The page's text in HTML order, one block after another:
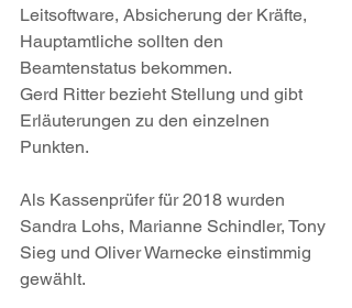
Leitsoftware, Absicherung der Kräfte,
Hauptamtliche sollten den
Beamtenstatus bekommen.
Gerd Ritter bezieht Stellung und gibt
Erläuterungen zu den einzelnen
Punkten.
Als Kassenprüfer für 2018 wurden
Sandra Lohs, Marianne Schindler, Tony
Sieg und Oliver Warnecke einstimmig
gewählt.